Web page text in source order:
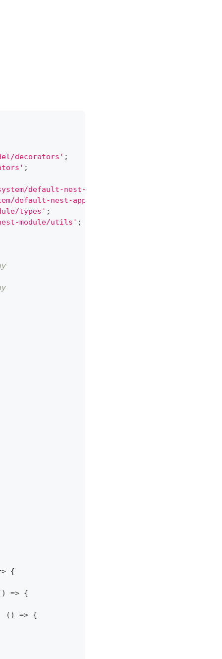
decorators' ;
;
default-nest-application/default-nest-
default-nest-application/default-nest-
types' ;
module/utils' ;
{
) => {
( ) => {